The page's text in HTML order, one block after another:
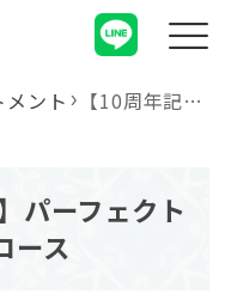
ント 【10周年記念】パーフェクトビューティーコース
パーフェクト
ース